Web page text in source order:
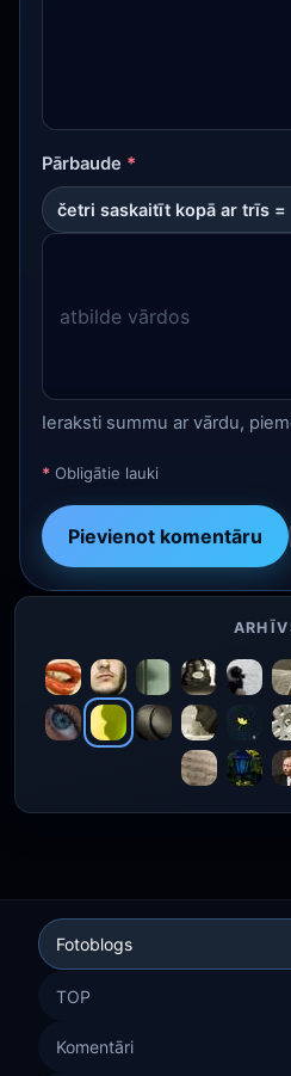
Pārbaude *
četri saskaitīt kopā ar trīs =
Ieraksti summu ar vārdu,
* Obligātie lauki
Pievienot komentāru
Fotoblogs
TOP
Komentāri